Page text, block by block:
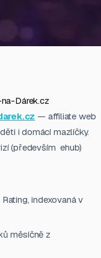
Dárek.cz
— affiliate web
i domácí mazlíčky.
(především ehub)
indexovaná v
měsíčně z